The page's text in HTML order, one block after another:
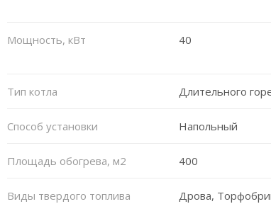
Мощность, кВт 40
Тип котла Длительного
Способ установки Напольный
Площадь обогрева, м2 400
Виды твердого топлива
Дрова,